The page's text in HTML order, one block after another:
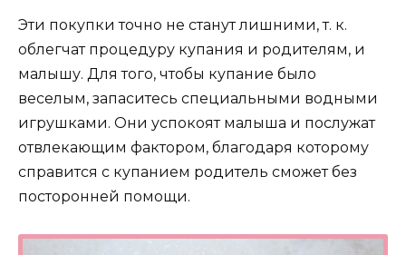
Эти покупки точно не станут лишними, т. к.
облегчат процедуру купания и родителям, и
малышу. Для того, чтобы купание было
веселым, запаситесь специальными водными
игрушками. Они успокоят малыша и послужат
отвлекающим фактором, благодаря которому
справится с купанием родитель сможет без
посторонней помощи.